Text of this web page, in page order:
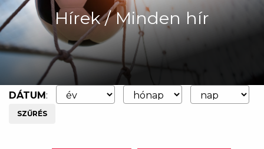
Hírek / Minden hír
DÁTUM:
SZŰRÉS